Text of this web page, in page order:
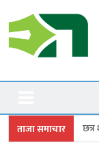
to
content
ताजा समाचार
देउडामा झुम्यो